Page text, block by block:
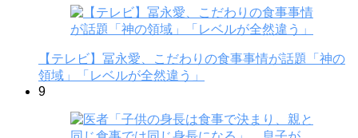
【テレビ】冨永愛、こだわりの食事事情が話題「神の
領域」「レベルが全然違う」
9